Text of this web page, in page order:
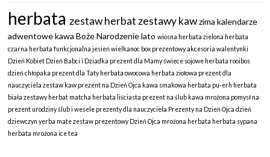
herbata zestaw herbat zestawy kawzimakalendarze
adwentowekawaBoże Narodzenielatowiosna herbata zielona herbata
czarna herbata funkcjonalnajesieńwielkanoc box prezentowyakcesoriawalentynki
Dzień Kobiet Dzień Babci i Dziadka prezent dla Mamyświece sojowe herbata rooibos
dzień chłopaka prezent dla Taty herbata owocowa herbata ziołowa prezent dla
nauczycielazestaw kaw prezent na Dzień Ojca kawa smakowa herbata pu-erh herbata
białazestawy herbat matcha herbata liściasta prezent na ślub kawa mrożona pomysł na
prezent urodzinyślub i wesele prezenty dla nauczyciela Prezenty na Dzień Ojcadzień
dziewczynyerba matezestaw prezentowyDzień Ojca mrożona herbata herbata sypana
herbata mrożonaice tea